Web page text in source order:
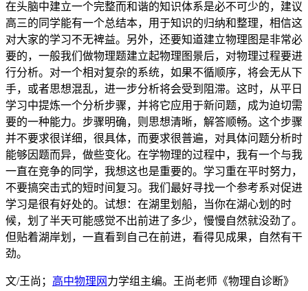
在头脑中建立一个完整而和谐的知识体系是必不可少的，建议
高三的同学能有一个总结本，用于知识的归纳和整理，相信这
对大家的学习不无裨益。另外，还要知道建立物理图是非常必
要的，一般我们做物理题建立起物理图景后，对物理过程要进
行分析。对一个相对复杂的系统，如果不循顺序，将会无从下
手，或者思想混乱，进一步分析将会受到阻滞。这时，从平日
学习中提炼一个分析步骤，并将它应用于新问题，成为迫切需
要的一种能力。步骤明确，则思想清晰，解答顺畅。这个步骤
并不要求很详细，很具体，而要求很普遍，对具体问题分析时
能够因题而异，做些变化。在学物理的过程中，我有一个与我
一直在竞争的同学，我想这也是重要的。学习重在平时努力，
不要搞突击式的短时间复习。我们最好寻找一个参考系对促进
学习是很有好处的。试想：在湖里划船，当你在湖心划的时
候，划了半天可能感觉不出前进了多少，慢慢自然就没劲了。
但贴着湖岸划，一直看到自己在前进，看得见成果，自然有干
劲。
文/王尚； 高中物理网 力学组主编。王尚老师《物理自诊断》